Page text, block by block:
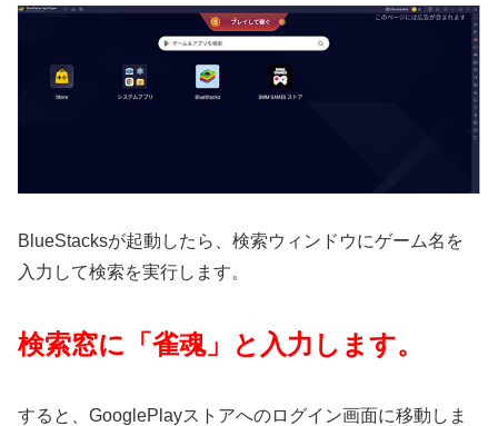
BlueStacksが起動したら、検索ウィンドウにゲーム名を
入力して検索を実行します。
検索窓に「雀魂」と入力します。
すると、GooglePlayストアへのログイン画面に移動しま